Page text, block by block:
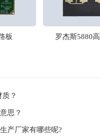
板 罗杰斯5880
？
思？
产厂家有哪些呢?